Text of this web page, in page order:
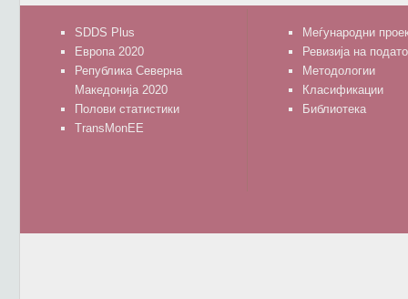
SDDS Plus
Европа 2020
Република Северна
Македонија 2020
Полови статистики
TransMonEE
Меѓународни
Ревизија на
Методологии
Класификации
Библиотека